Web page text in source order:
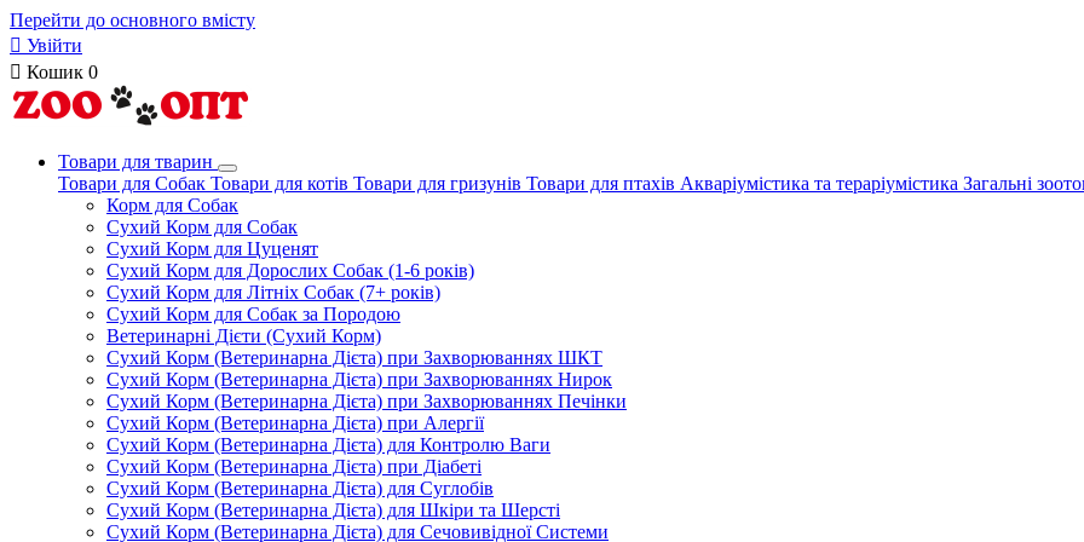
Перейти до основного вмісту
 Увійти
 Кошик 0
Товари для тварин
Товари для Собак Товари для котів Товари для гризунів Товари для птахів Акваріумістика та тераріумістика Загальні
Корм для Собак
Сухий Корм для Собак
Сухий Корм для Цуценят
Сухий Корм для Дорослих Собак (1-6 років)
Сухий Корм для Літніх Собак (7+ років)
Сухий Корм для Собак за Породою
Ветеринарні Дієти (Сухий Корм)
Сухий Корм (Ветеринарна Дієта) при Захворюваннях ШКТ
Сухий Корм (Ветеринарна Дієта) при Захворюваннях Нирок
Сухий Корм (Ветеринарна Дієта) при Захворюваннях Печінки
Сухий Корм (Ветеринарна Дієта) при Алергії
Сухий Корм (Ветеринарна Дієта) для Контролю Ваги
Сухий Корм (Ветеринарна Дієта) при Діабеті
Сухий Корм (Ветеринарна Дієта) для Суглобів
Сухий Корм (Ветеринарна Дієта) для Шкіри та Шерсті
Сухий Корм (Ветеринарна Дієта) для Сечовивідної Системи